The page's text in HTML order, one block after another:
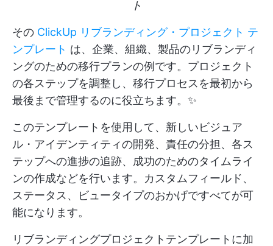
ト
その ClickUp リブランディング・プロジェクト テ
ンプレート は、企業、組織、製品のリブランディ
ングのための移行プランの例です。プロジェクト
の各ステップを調整し、移行プロセスを最初から
最後まで管理するのに役立ちます。✨
このテンプレートを使用して、新しいビジュア
ル・アイデンティティの開発、責任の分担、各ス
テップへの進捗の追跡、成功のためのタイムライ
ンの作成などを行います。カスタムフィールド、
ステータス、ビュータイプのおかげですべてが可
能になります。
リブランディングプロジェクトテンプレートに加